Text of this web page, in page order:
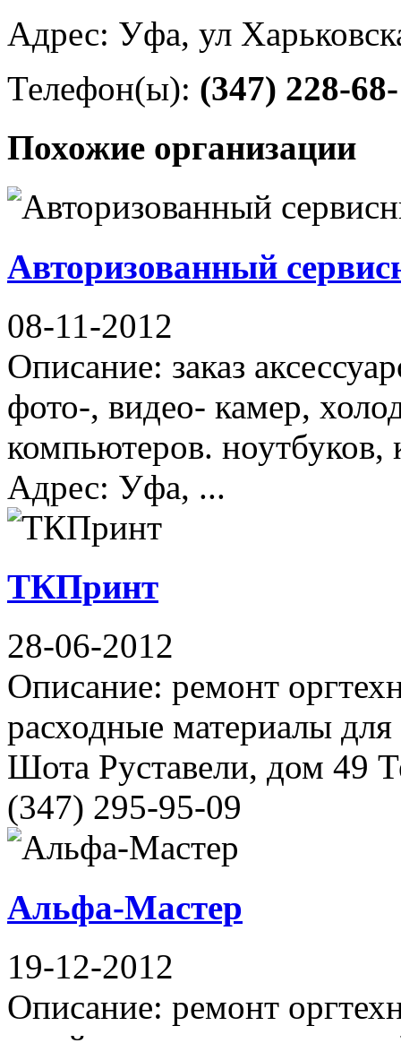
Адрес: Уфа, ул
Телефон(ы): (347) 228-
Похожие организации
Авторизованный
08-11-2012
Описание: заказ
фото-, видео- камер,
компьютеров. ноутбуков,
Адрес: Уфа, ...
ТКПринт
28-06-2012
Описание: ремонт
расходные материалы
Шота Руставели, дом 49
(347) 295-95-09
Альфа-Мастер
19-12-2012
Описание: ремонт